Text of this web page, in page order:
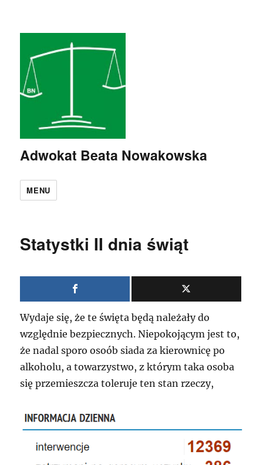
Adwokat Beata Nowakowska
MENU
Statystki II dnia świąt
Wydaje się, że te święta będą należały do
względnie bezpiecznych. Niepokojącym jest to,
że nadal sporo osoób siada za kierownicę po
alkoholu, a towarzystwo, z którym taka osoba
się przemieszcza toleruje ten stan rzeczy,